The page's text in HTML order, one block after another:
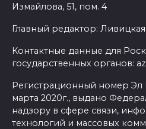
Измайлова, 51, пом. 4
Главный редактор:
Контактные данные для
государственных органов:
Регистрационный номер
марта 2020г., выдано
надзору в сфере связи,
технологий и массовых